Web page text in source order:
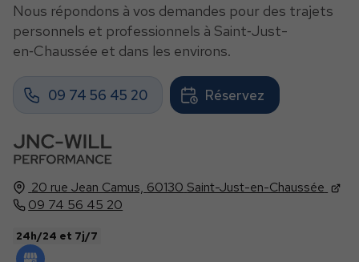
20 rue Jean Camus, 60130 Saint-Just-en-Chaussée
09 74 56 45 20
24h/24 et 7j/7
Nous répondons à vos demandes pour des trajets
personnels et professionnels à Saint‑Just-
en‑Chaussée et dans les environs.
09 74 56 45 20 Réservez